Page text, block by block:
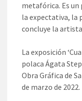
metafórica. Es
la expectativa, la
concluye la
La exposición
polaca Ágata
Obra Gráfica de
de marzo de 2022.